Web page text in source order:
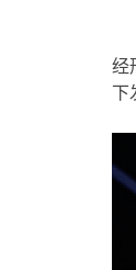
经
下